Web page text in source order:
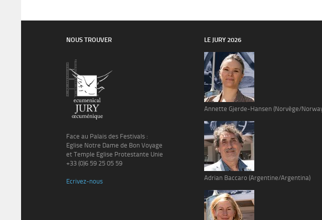
NOUS TROUVER
Face au Palais des Festivals :
Eglise Notre Dame de Bon Voyage
et Temple Eglise Protestante Unie
+33 (0)6 59 25 05 59
Ecrivez-nous
LE JURY 2026
Annette Gjerde-Hansen (Norvège/
Adrian Baccaro (Argentine/Argentina)